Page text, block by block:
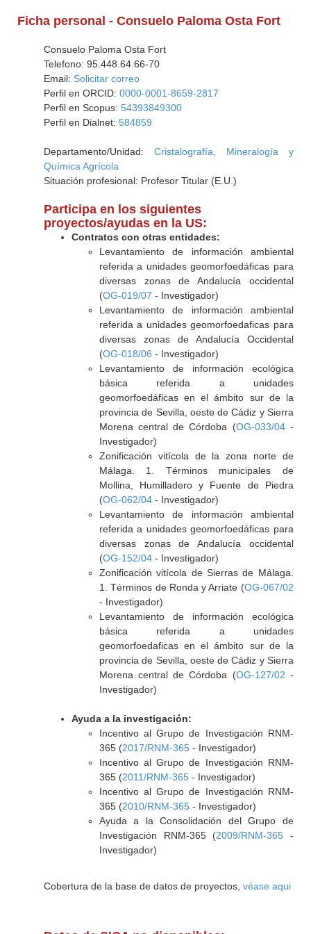
Ficha personal - Consuelo Paloma Osta Fort
Consuelo Paloma Osta Fort
Telefono: 95.448.64.66-70
Email: Solicitar correo
Perfil en ORCID: 0000-0001-8659-2817
Perfil en Scopus: 54393849300
Perfil en Dialnet: 584859
Departamento/Unidad: Cristalografía, Mineralogía y
Química Agrícola
Situación profesional: Profesor Titular (E.U.)
Participa en los siguientes
proyectos/ayudas en la US:
Contratos con otras entidades:
Levantamiento de información ambiental
referida a unidades geomorfoedáficas para
diversas zonas de Andalucía occidental
(OG-019/07 - Investigador)
Levantamiento de información ambiental
referida a unidades geomorfoedaficas para
diversas zonas de Andalucía Occidental
(OG-018/06 - Investigador)
Levantamiento de información ecológica
básica referida a unidades
geomorfoedáficas en el ámbito sur de la
provincia de Sevilla, oeste de Cádiz y Sierra
Morena central de Córdoba (OG-033/04-
Investigador)
Zonificación vitícola de la zona norte de
Málaga. 1. Términos municipales de
Mollina, Humilladero y Fuente de Piedra
(OG-062/04- Investigador)
Levantamiento de información ambiental
referida a unidades geomorfoedáficas para
diversas zonas de Andalucía occidental
(OG-152/04- Investigador)
Zonificación vitícola de Sierras de Málaga.
1. Términos de Ronda y Arriate (OG-067/02
- Investigador)
Levantamiento de información ecológica
básica referida a unidades
geomorfoedaficas en el ámbito sur de la
provincia de Sevilla, oeste de Cádiz y Sierra
Morena central de Córdoba (OG-127/02 -
Investigador)
Ayuda a la investigación:
Incentivo al Grupo de Investigación RNM-
365 (2017/RNM-365- Investigador)
Incentivo al Grupo de Investigación RNM-
365 (2011/RNM-365- Investigador)
Incentivo al Grupo de Investigación RNM-
365 (2010/RNM-365- Investigador)
Ayuda a la Consolidación del Grupo de
Investigación RNM-365 (2009/RNM-365 -
Investigador)
Cobertura de la base de datos de proyectos, véase aqui